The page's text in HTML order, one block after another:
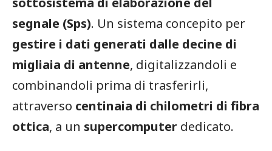
segnale (Sps). Un sistema concepito per
gestire i dati generati dalle decine di
migliaia di antenne, digitalizzandoli e
combinandoli prima di trasferirli,
attraverso centinaia di chilometri di fibra
ottica, a un supercomputer dedicato.